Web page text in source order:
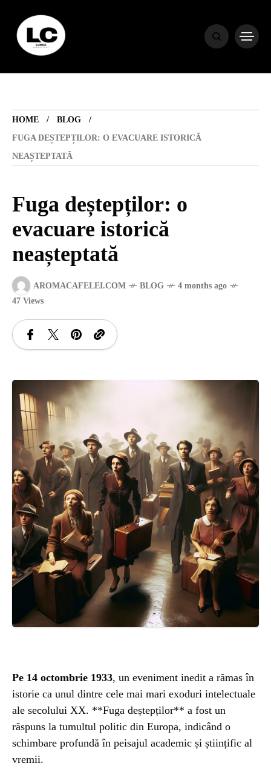
HOME
BLOG
FUGA DEȘTEPȚILOR: O EVACUARE ISTORICĂ
NEAȘTEPTATĂ
Fuga deștepților: o
evacuare istorică
neașteptată
AROMACAFELEI.COM BLOG
4 months ago
47 Views
Pe 14 octombrie 1933, un eveniment inedit a rămas în
istorie ca unul dintre cele mai mari exoduri intelectuale
ale secolului XX. **Fuga deștepților** a fost un
răspuns la tumultul politic din Europa, indicând o
schimbare profundă în peisajul academic și științific al
vremii.
HOME
BLOG
HOROSCOP
ENGLISH
CONTENT
TRAVEL
SANATATE
INGRIJIRE
ISTORIE
NATURĂ
STIRI
ȘTIINȚA
ANIMALE
OAMENI
INSTALEAZ
A
APLICATIA